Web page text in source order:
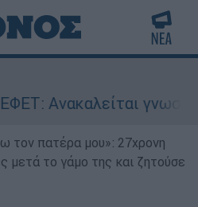
γνωστή
τον πατέρα μου»: 27χρονη
μετά το γάμο της και ζητούσε